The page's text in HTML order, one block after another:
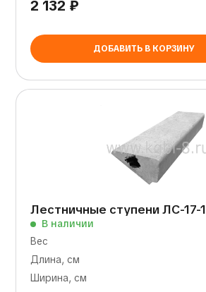
2 132 ₽
ДОБАВИТЬ В КОРЗИНУ
Лестничные ступени ЛС-17-1
В наличии
Вес
Длина, см
Ширина, см